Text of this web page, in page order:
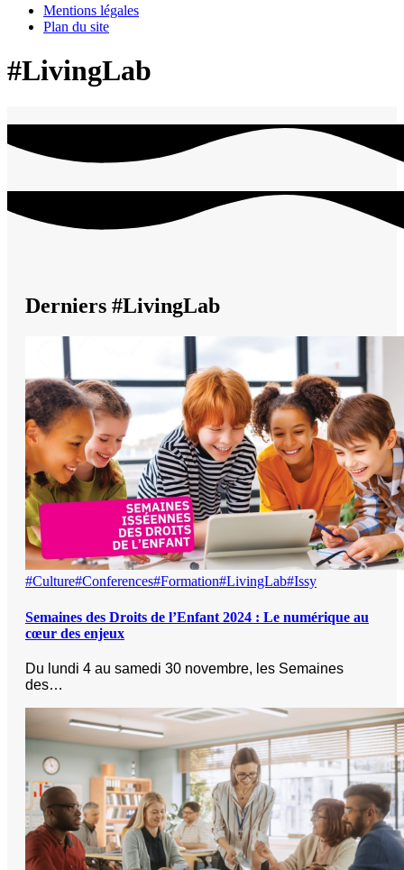
Mentions légales
Plan du site
#LivingLab
Derniers #LivingLab
#Culture#Conferences#Formation#LivingLab#Issy
Semaines des Droits de l’Enfant 2024 : Le numérique au
cœur des enjeux
Du lundi 4 au samedi 30 novembre, les Semaines
des…